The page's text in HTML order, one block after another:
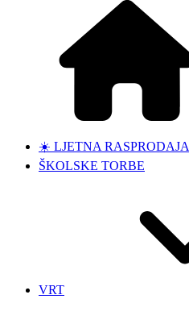
☀️ LJETNA RASPRODAJA
ŠKOLSKE TORBE
VRT